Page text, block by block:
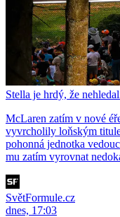
Stella je hrdý, že
McLaren zatím v nové
vyvrcholily loňským
pohonná jednotka
mu zatím vyrovnat
SvětFormule.cz
dnes, 17:03